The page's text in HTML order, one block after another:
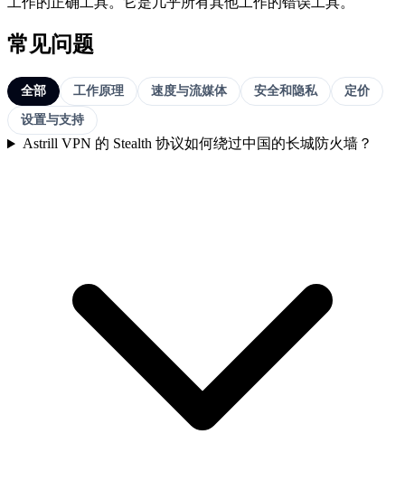
常见问题
全部 工作原理 速度与流媒体 安全和隐私
定价
设置与支持
Astrill VPN 的 Stealth 协议如何绕过中国的长城防火墙？